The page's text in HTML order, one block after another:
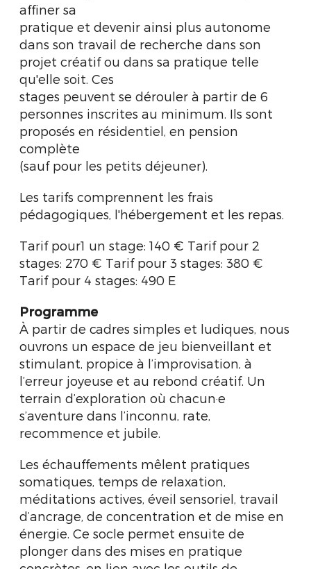
affiner sa
pratique et devenir ainsi plus autonome
dans son travail de recherche dans son
projet créatif ou dans sa pratique telle
qu'elle soit. Ces
stages peuvent se dérouler à partir de 6
personnes inscrites au minimum. Ils sont
proposés en résidentiel, en pension
complète
(sauf pour les petits déjeuner).
Les tarifs comprennent les frais
pédagogiques, l'hébergement et les repas.
Tarif pour1 un stage: 140 € Tarif pour 2
stages: 270 € Tarif pour 3 stages: 380 €
Tarif pour 4 stages: 490 E
Programme
À partir de cadres simples et ludiques, nous
ouvrons un espace de jeu bienveillant et
stimulant, propice à l’improvisation, à
l’erreur joyeuse et au rebond créatif. Un
terrain d’exploration où chacun·e
s’aventure dans l’inconnu, rate,
recommence et jubile.
Les échauffements mêlent pratiques
somatiques, temps de relaxation,
méditations actives, éveil sensoriel, travail
d’ancrage, de concentration et de mise en
énergie. Ce socle permet ensuite de
plonger dans des mises en pratique